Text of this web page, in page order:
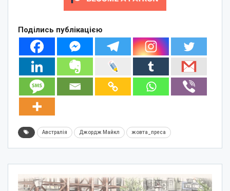
Поділись публікацією
Австралія Джордж Майкл жовта_преса